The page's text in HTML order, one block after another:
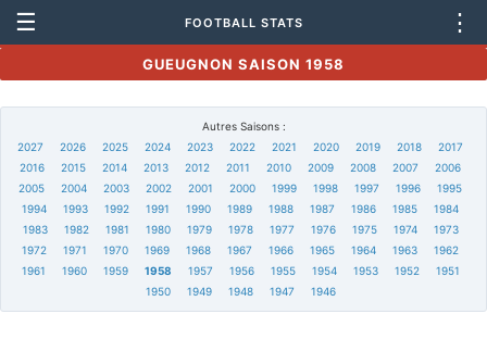
☰ FOOTBALL STATS ⋮
GUEUGNON SAISON 1958
Autres Saisons :
2027
2026 2025 2024 2023 2022 2021 2020 2019 2018
2017
2016
2015 2014 2013 2012 2011 2010 2009 2008 2007
2006
2005
2004 2003 2002 2001 2000 1999 1998 1997 1996
1995
1994
1993 1992 1991 1990 1989 1988 1987 1986 1985
1984
1983
1982 1981 1980 1979 1978 1977 1976 1975 1974
1973
1972
1971 1970 1969 1968 1967 1966 1965 1964 1963
1962
1961
1960 1959 1958 1957 1956 1955 1954 1953 1952
1951
1950
1949 1948 1947 1946